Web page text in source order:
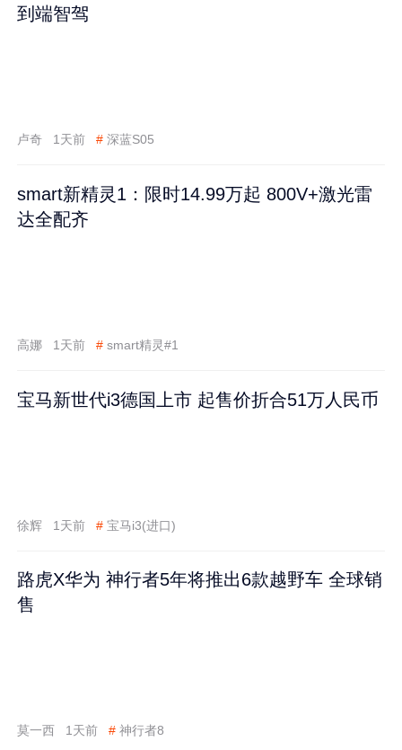
到端智驾
卢奇 1天前 # 深蓝S05
smart新精灵1：限时14.99万起 800V+激光雷
达全配齐
高娜 1天前 # smart精灵#1
宝马新世代i3德国上市 起售价折合51万人民币
徐辉 1天前 # 宝马i3(进口)
路虎X华为 神行者5年将推出6款越野车 全球销
售
莫一西 1天前 # 神行者8